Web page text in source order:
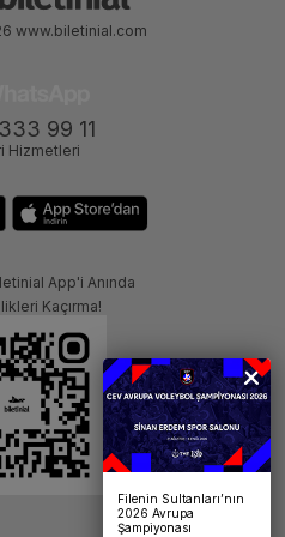
99 11
Hizmetleri
App'i Anında
Kaçırma!
www.biletinial.com
Filenin Sultanları’nın
2026 Avrupa
Şampiyonası